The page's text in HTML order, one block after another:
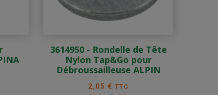
3614950 - Rondelle de Tête
Nylon Tap&Go pour
Débroussailleuse ALPIN
Prix
2,05 €TTC